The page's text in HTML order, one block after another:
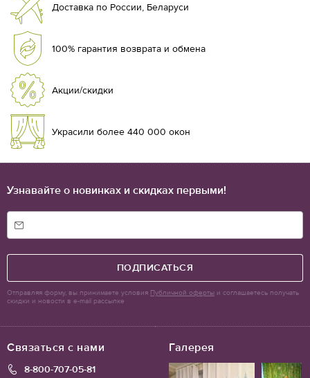
Доставка по России, Беларуси
100% гарантия возврата и обмена
Акции/скидки
Украсили более 440 000 окон
Галерея
Связаться с нами
8-800-707-05-81
Узнавайте о новинках и скидках первыми!
ПОДПИСАТЬСЯ
Отправляя форму, вы принимаете условия Публичной оферты и соглашаетесь получать
скидки и новости в e-mail рассылке